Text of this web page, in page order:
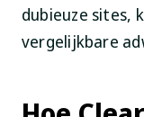
dubieuze sites,
vergelijkbare